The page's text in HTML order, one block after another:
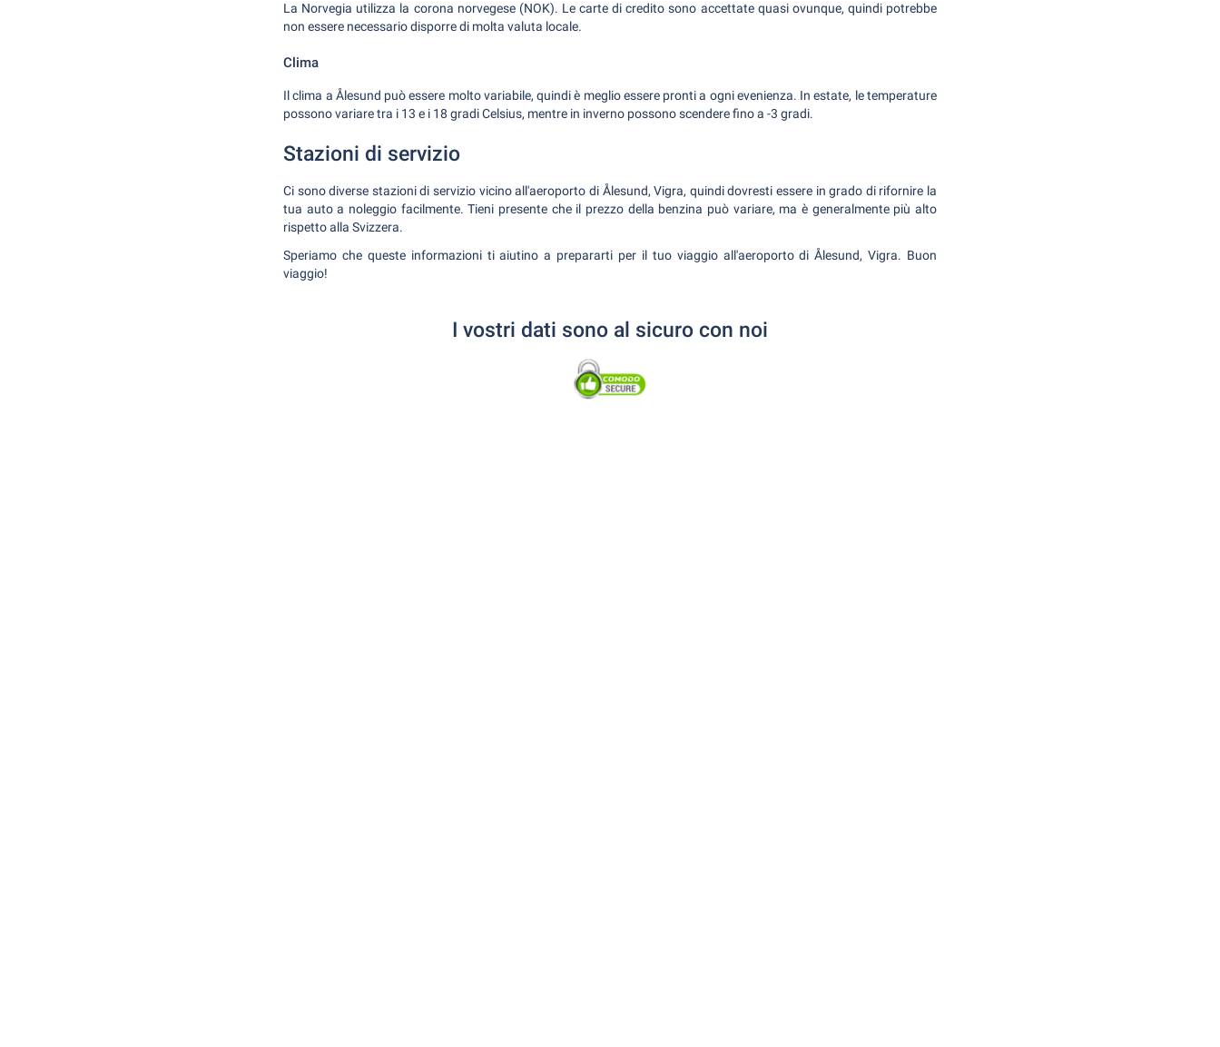
La Norvegia utilizza la corona norvegese (NOK). Le carte di credito sono accettate quasi ovunque, quindi potrebbe
non essere necessario disporre di molta valuta locale.
Clima
Il clima a Ålesund può essere molto variabile, quindi è meglio essere pronti a ogni evenienza. In estate, le temperature
possono variare tra i 13 e i 18 gradi Celsius, mentre in inverno possono scendere fino a -3 gradi.
Stazioni di servizio
Ci sono diverse stazioni di servizio vicino all'aeroporto di Ålesund, Vigra, quindi dovresti essere in grado di rifornire la
tua auto a noleggio facilmente. Tieni presente che il prezzo della benzina può variare, ma è generalmente più alto
rispetto alla Svizzera.
Speriamo che queste informazioni ti aiutino a prepararti per il tuo viaggio all'aeroporto di Ålesund, Vigra. Buon
viaggio!
I vostri dati sono al sicuro con noi